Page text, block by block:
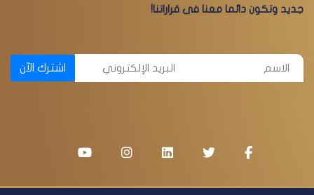
جديد وتكون دائما معنا فى قراراتنا!
اشترك الآن